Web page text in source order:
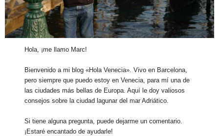
Hola, ¡me llamo Marc!
Bienvenido a mi blog «Hola Venecia». Vivo en Barcelona,
pero siempre que puedo estoy en Venecia, para mí una de
las ciudades más bellas de Europa. Aquí le doy valiosos
consejos sobre la ciudad lagunar del mar Adriático.
Si tiene alguna pregunta, puede dejarme un comentario.
¡Estaré encantado de ayudarle!